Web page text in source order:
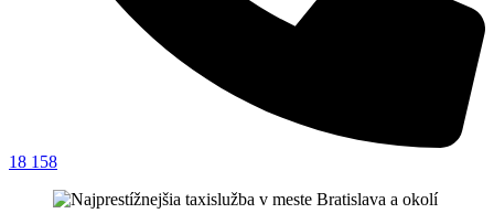
18 158